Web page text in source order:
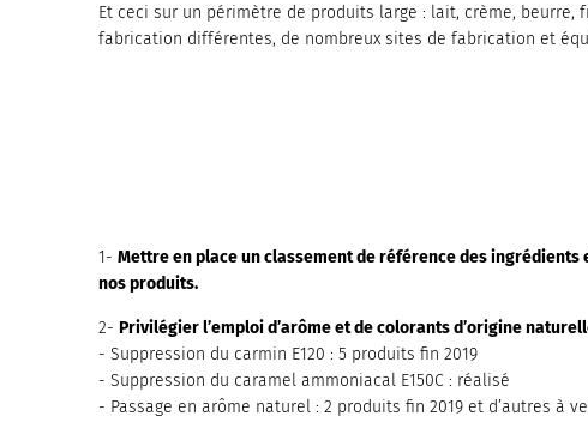
Et ceci sur un périmètre de produits large : lait, crème,
fabrication différentes, de nombreux sites de fabrication et
1- Mettre en place un classement de référence des
nos produits.
2- Privilégier l’emploi d’arôme et de colorants d’origine
- Suppression du carmin E120 : 5 produits fin 2019
- Suppression du caramel ammoniacal E150C : réalisé
- Passage en arôme naturel : 2 produits fin 2019 et d’autres à